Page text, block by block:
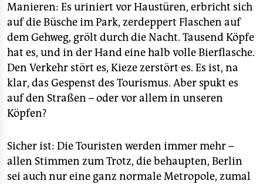
Manieren: Es uriniert vor Haustüren, erbricht sich
auf die Büsche im Park, zerdeppert Flaschen auf
dem Gehweg, grölt durch die Nacht. Tausend Köpfe
hat es, und in der Hand eine halb volle Bierflasche.
Den Verkehr stört es, Kieze zerstört es. Es ist, na
klar, das Gespenst des Tourismus. Aber spukt es
auf den Straßen – oder vor allem in unseren
Köpfen?
Sicher ist: Die Touristen werden immer mehr –
allen Stimmen zum Trotz, die behaupten, Berlin
sei auch nur eine ganz normale Metropole, zumal